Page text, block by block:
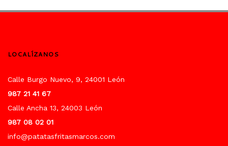
LOCALÍZANOS
Calle Burgo Nuevo, 9, 24001 León
987 21 41 67
Calle Ancha 13, 24003 León
987 08 02 01
info@patatasfritasmarcos.com